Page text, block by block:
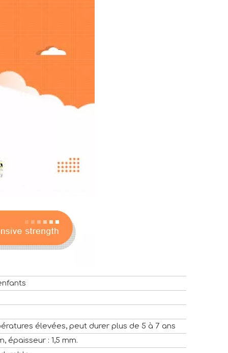
élevées, peut durer plus de 5 à 7 ans
épaisseur : 1,5 mm.